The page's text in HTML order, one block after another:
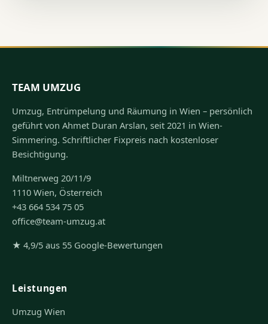
TEAM UMZUG
Umzug, Entrümpelung und Räumung in Wien – persönlich
geführt von Ahmet Duran Arslan, seit 2021 in Wien-
Simmering. Schriftlicher Fixpreis nach kostenloser
Besichtigung.
Miltnerweg 20/11/9
1110 Wien, Österreich
+43 664 534 75 05
office@team-umzug.at
★ 4,9/5 aus 55 Google-Bewertungen
Leistungen
Umzug Wien